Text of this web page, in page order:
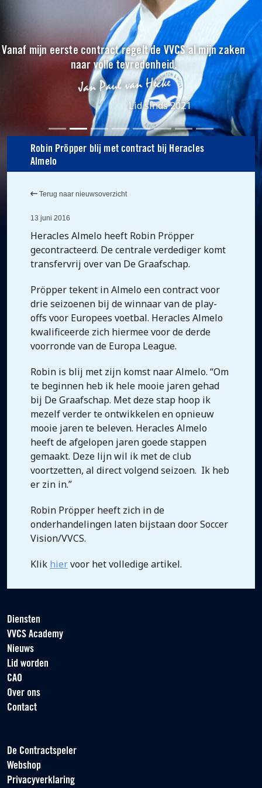
Vanaf mijn eerste contract regelt de VVCS al mijn zaken
naar volle tevredenheid.
Lid sinds 2021
Robin Pröpper blij met contract bij Heracles
Almelo
Terug naar nieuwsoverzicht
13 juni 2016
Heracles Almelo heeft Robin Pröpper
gecontracteerd. De centrale verdediger komt
transfervrij over van De Graafschap.
Pröpper tekent in Almelo een contract voor
drie seizoenen bij de winnaar van de play-
offs voor Europees voetbal. Heracles Almelo
kwalificeerde zich hiermee voor de derde
voorronde van de Europa League.
Robin is blij met zijn komst naar Almelo. “Om
te beginnen heb ik hele mooie jaren gehad
bij De Graafschap. Met deze stap hoop ik
mezelf verder te ontwikkelen en opnieuw
mooie jaren te beleven. Heracles Almelo
heeft de afgelopen jaren goede stappen
gemaakt. Deze lijn wil ik met de club
voortzetten, al direct volgend seizoen. Ik heb
er zin in.”
Robin Pröpper heeft zich in de
onderhandelingen laten bijstaan door Soccer
Vision/VVCS.
Klik hiervoor het volledige artikel.
Diensten
VVCS Academy
Nieuws
Lid worden
CAO
Over ons
Contact
De Contractspeler
Webshop
Privacyverklaring